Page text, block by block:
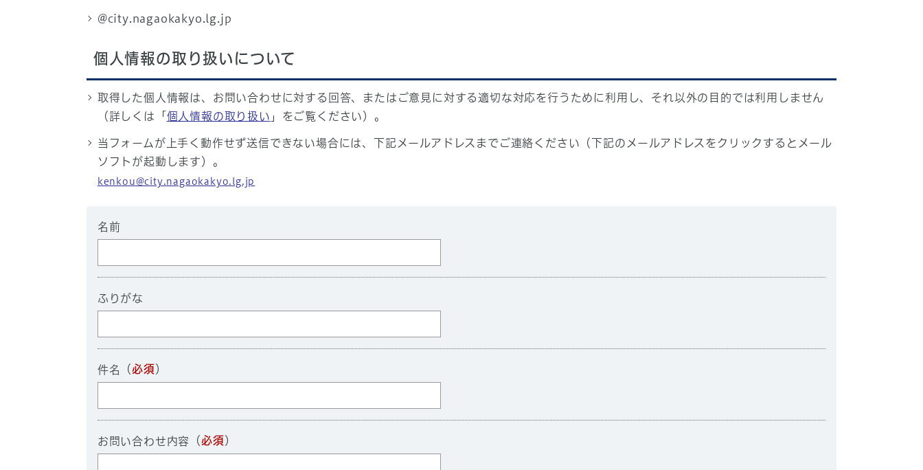
@city.nagaokakyo.lg.jp
個人情報の取り扱いについて
取得した個人情報は、お問い合わせに対する回答、またはご意見に対する適切な対応を行うために利用し、それ以外の目的では利用しません
（詳しくは「 個人情報の取り扱い 」をご覧ください）。
当フォームが上手く動作せず送信できない場合には、下記メールアドレスまでご連絡ください（下記のメールアドレスをクリックするとメール
ソフトが起動します）。
kenkou@city.nagaokakyo.lg.jp
名前
ふりがな
件名 （必須 ）
お問い合わせ内容 （必須 ）